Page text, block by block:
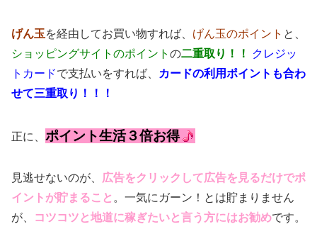
げん玉を経由してお買い物すれば、 げん玉のポイント と、
ショッピングサイトのポイント の二重取り！！
クレジッ
トカードで支払いをすれば、
カードの利用ポイントも合わ
せて三重取り！！！
正に、 ポイント生活３倍お得
見逃せないのが、
広告をクリックして広告を見るだけでポ
イントが貯まること 。一気にガーン！とは貯まりません
が、
コツコツと地道に稼ぎたいと言う方にはお勧めです。